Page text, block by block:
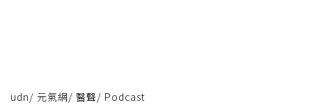
udn/ 元氣網/ 醫聲/ Podcast